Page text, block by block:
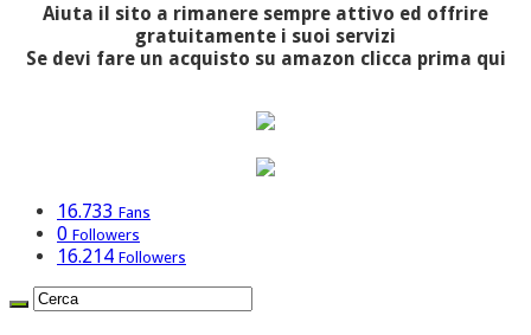
Aiuta il sito a rimanere sempre attivo ed offrire
gratuitamente i suoi servizi
Se devi fare un acquisto su amazon clicca prima qui
16.733 Fans
0 Followers
16.214 Followers